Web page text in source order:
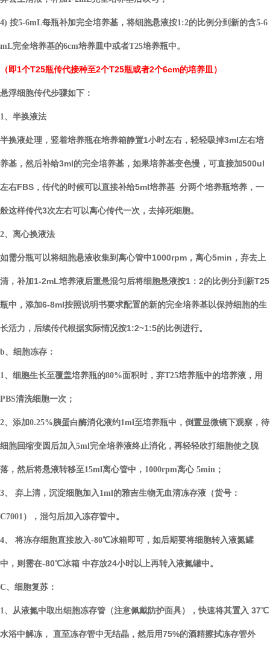
4) 按5-6mL每瓶补加完全培养基，将细胞悬液按1:2的比例分到新的含5-6
mL完全培养基的6cm培养皿中或者T25培养瓶中。
（即1个T25瓶传代接种至2个T25瓶或者2个6cm的培养皿）
悬浮细胞传代步骤如下：
1、半换液法
半换液处理，竖着培养瓶在培养箱静置1小时左右，轻轻吸掉3ml左右培
养基，然后补给3ml的完全培养基，如果培养基变色慢，可直接加500ul
左右FBS，传代的时候可以直接补给5ml培养基 分两个培养瓶培养，一
般这样传代3次左右可以离心传代一次，去掉死细胞。
2、离心换液法
如需分瓶可以将细胞悬液收集到离心管中1000rpm，离心5min，弃去上
清，补加1-2mL培养液后重悬混匀后将细胞悬液按1：2的比例分到新T25
瓶中，添加6-8ml按照说明书要求配置的新的完全培养基以保持细胞的生
长活力，后续传代根据实际情况按1:2~1:5的比例进行。
b、 细胞冻存：
1、细胞生长至覆盖培养瓶的80%面积时，弃T25培养瓶中的培养液，用
PBS清洗细胞一次；
2、添加0.25%胰蛋白酶消化液约1ml至培养瓶中，倒置显微镜下观察，待
细胞回缩变圆后加入5ml完全培养液终止消化，再轻轻吹打细胞使之脱
落，然后将悬液转移至15ml离心管中，1000rpm离心 5min；
3、 弃上清，沉淀细胞加入1ml的雅吉生物无血清冻存液（货号：
C7001），混匀后加入冻存管中。
4、 将冻存细胞直接放入-80℃冰箱即可，如后期要将细胞转入液氮罐
中， 则 需在-80℃冰箱 中存放24小时以上再转入液氮罐中。
C、 细胞复苏：
1、 从液氮中取出细胞冻存管（注意佩戴防护面具），快速将其置入 37℃
水浴中解冻， 直至冻存管中无结晶，然后用75%的酒精擦拭冻存管外